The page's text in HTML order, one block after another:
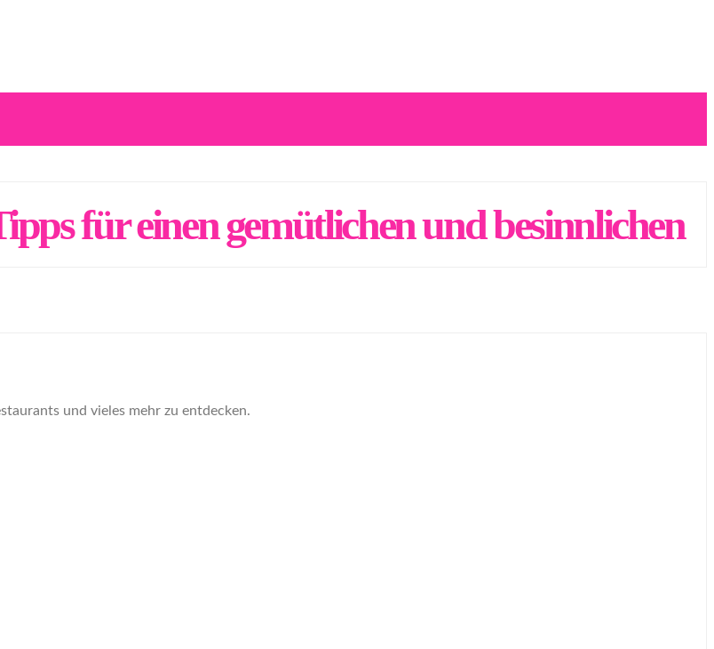
und vieles mehr zu entdecken.
für einen gemütlichen und besinnlichen